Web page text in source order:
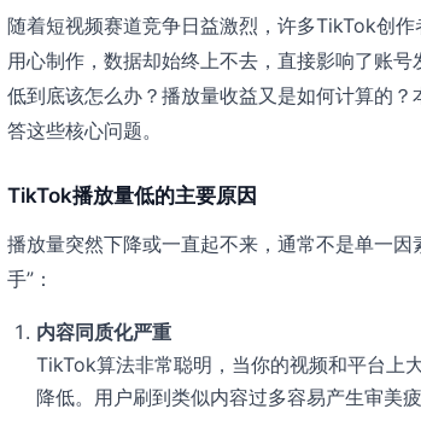
随着短视频赛道竞争日益激烈，许多TikTok创作
用心制作，数据却始终上不去，直接影响了账
低到底该怎么办？播放量收益又是如何计算的
答这些核心问题。
TikTok播放量低的主要原因
播放量突然下降或一直起不来，通常不是单一
手”：
内容同质化严重
TikTok算法非常聪明，当你的视频和平台上
降低。用户刷到类似内容过多容易产生审美